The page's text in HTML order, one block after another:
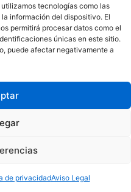
tecnologías como las
información del dispositivo. El
permitirá procesar datos como el
únicas en este sitio.
puede afectar negativamente a
de privacidadAviso Legal